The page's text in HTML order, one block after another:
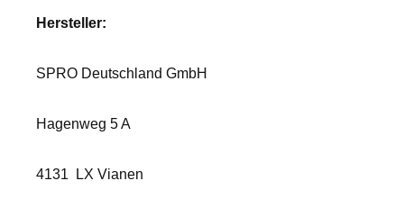
Hersteller:
SPRO Deutschland GmbH
Hagenweg 5 A
4131 LX Vianen